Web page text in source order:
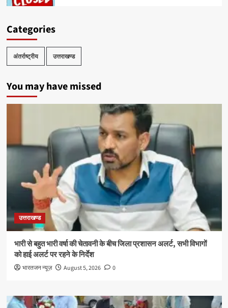
Categories
अंतर्राष्ट्रीय उत्तराखण्ड
You may have missed
उत्तराखण्ड
भारी से बहुत भारी वर्षा की चेतावनी के बीच जिला प्रशासन अलर्ट, सभी विभागों
को हाई अलर्ट पर रहने के निर्देश
भारतजन न्यूज़ August 5, 2026 0